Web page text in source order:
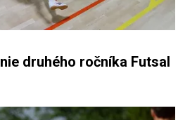
druhého ročníka Futsal